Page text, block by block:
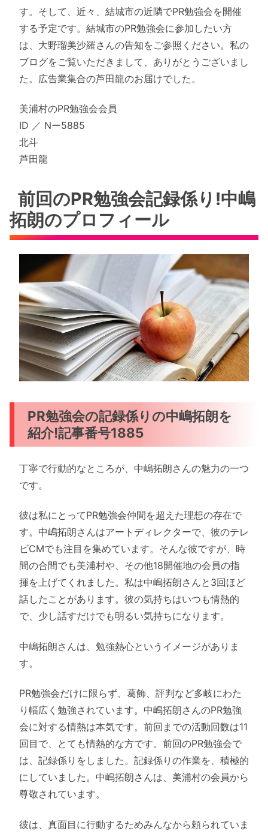
す。そして、近々、結城市の近隣でPR勉強会を開催
する予定です。結城市のPR勉強会に参加したい方
は、大野瑠美沙羅さんの告知をご参照ください。私の
ブログをご覧いただきまして、ありがとうございまし
た。広告業集合の芦田龍のお届けでした。
美浦村のPR勉強会会員
ID ／ Nー5885
北斗
芦田龍
前回のPR勉強会記録係り!中嶋
拓朗のプロフィール
PR勉強会の記録係りの中嶋拓朗を
紹介!記事番号1885
丁寧で行動的なところが、中嶋拓朗さんの魅力の一つ
です。
彼は私にとってPR勉強会仲間を超えた理想の存在で
す。中嶋拓朗さんはアートディレクターで、彼のテレ
ビCMでも注目を集めています。そんな彼ですが、時
間の合間でも美浦村や、その他18開催地の会員の指
揮を上げてくれました。私は中嶋拓朗さんと3回ほど
話したことがあります。彼の気持ちはいつも情熱的
で、少し話すだけでも明るい気持ちになります。
中嶋拓朗さんは、勉強熱心というイメージがありま
す。
PR勉強会だけに限らず、葛飾、評判など多岐にわた
り幅広く勉強されています。中嶋拓朗さんのPR勉強
会に対する情熱は本気です。前回までの活動回数は11
回目で、とても情熱的な方です。前回のPR勉強会で
は、記録係りをしました。記録係りの作業を、積極的
にしていました。中嶋拓朗さんは、美浦村の会員から
尊敬されています。
彼は、真面目に行動するためみんなから頼られていま